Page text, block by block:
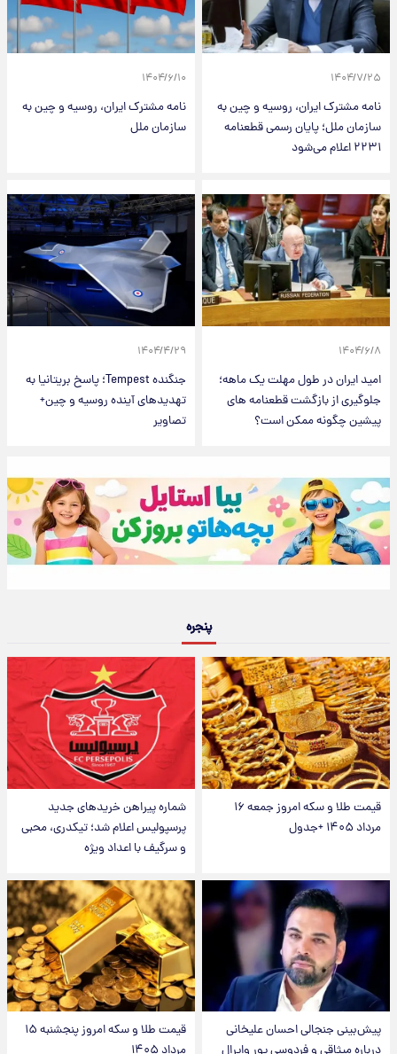
۱۴۰۴/۷/۲۵
نامه مشترک ایران، روسیه و چین به
سازمان ملل؛ پایان رسمی قطعنامه
۲۲۳۱ اعلام می‌شود
۱۴۰۴/۶/۱۰
نامه مشترک ایران، روسیه و چین به
سازمان ملل
۱۴۰۴/۶/۸
امید ایران در طول مهلت یک ماهه؛
جلوگیری از بازگشت قطعنامه های
پیشین چگونه ممکن است؟
۱۴۰۴/۴/۲۹
جنگنده Tempest؛ پاسخ بریتانیا به
تهدیدهای آینده روسیه و چین+
تصاویر
پنجره
قیمت طلا و سکه امروز جمعه ۱۶
مرداد ۱۴۰۵ +جدول
شماره پیراهن خریدهای جدید
پرسپولیس اعلام شد؛ تیکدری، محبی
و سرگیف با اعداد ویژه
پیش‌بینی جنجالی احسان علیخانی
قیمت طلا و سکه امروز پنجشنبه ۱۵